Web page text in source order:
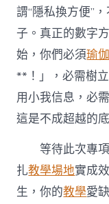
謂“隱私換方便”
子。真正的數字
始，你們必須瑜
**！」，必需樹
用小我信息，必
這是不成超越的
等待此次專
扎教學場地實成
生，你的教學愛